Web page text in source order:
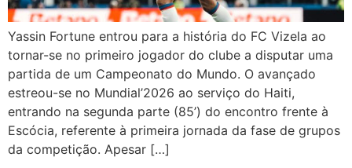
Yassin Fortune entrou para a história do FC Vizela ao
tornar-se no primeiro jogador do clube a disputar uma
partida de um Campeonato do Mundo. O avançado
estreou-se no Mundial’2026 ao serviço do Haiti,
entrando na segunda parte (85’) do encontro frente à
Escócia, referente à primeira jornada da fase de grupos
da competição. Apesar […]